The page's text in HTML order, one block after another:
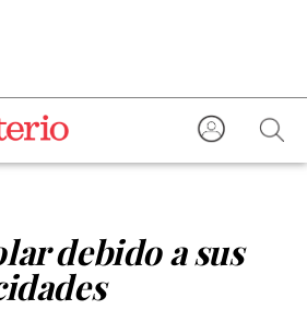
debido a sus